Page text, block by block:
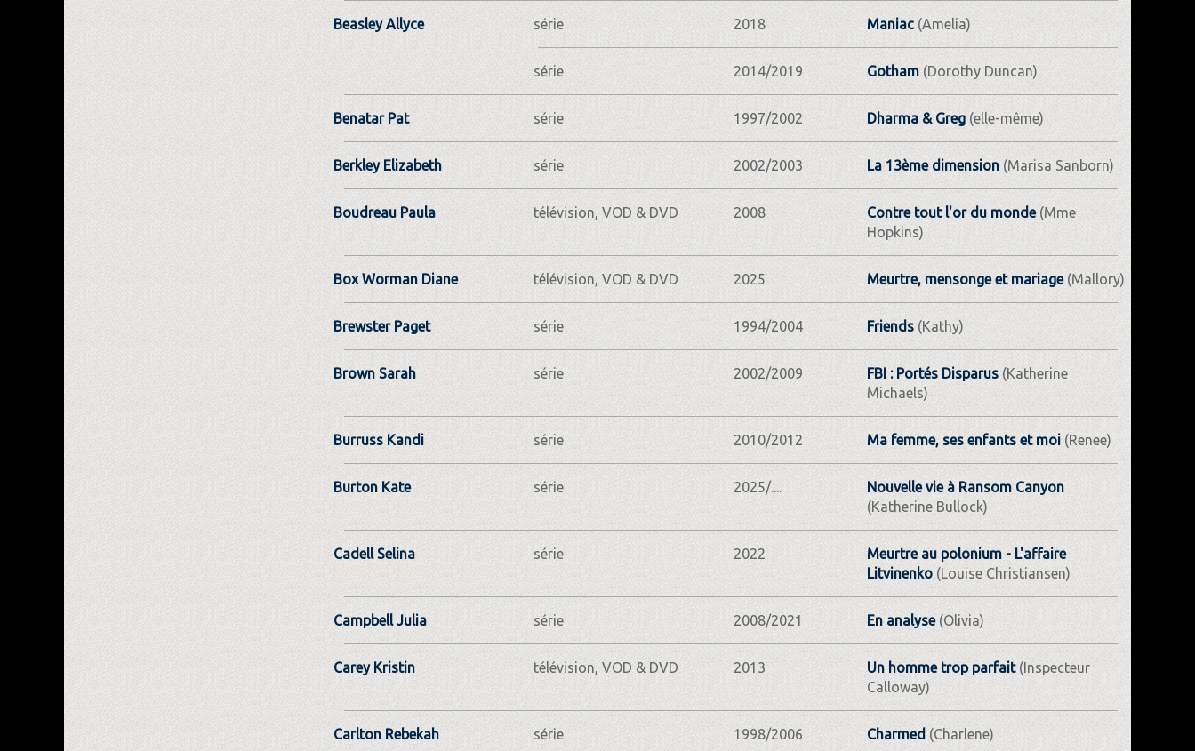
Beasley Allyce série 2018 Maniac(Amelia)
série 2014/2019 Gotham (Dorothy Duncan)
Benatar Pat série 1997/2002 Dharma & Greg (elle-même)
Berkley Elizabeth série 2002/2003 La 13ème dimension(Marisa Sanborn)
Boudreau Paula télévision, VOD & DVD 2008 Contre tout l'or du monde(Mme
Hopkins)
Box Worman Diane télévision, VOD & DVD 2025 Meurtre, mensonge et mariage(Mallory)
Brewster Paget série 1994/2004 Friends(Kathy)
Brown Sarah série 2002/2009 FBI : Portés Disparus(Katherine
Michaels)
Burruss Kandi série 2010/2012 Ma femme, ses enfants et moi(Renee)
Burton Kate série 2025/....
Nouvelle vie à Ransom Canyon
(Katherine Bullock)
Cadell Selina série 2022
Meurtre au polonium - L'affaire
Litvinenko (Louise Christiansen)
Campbell Julia série 2008/2021 En analyse(Olivia)
Carey Kristin télévision, VOD & DVD 2013 Un homme trop parfait(Inspecteur
Calloway)
Carlton Rebekah série 1998/2006 Charmed(Charlene)